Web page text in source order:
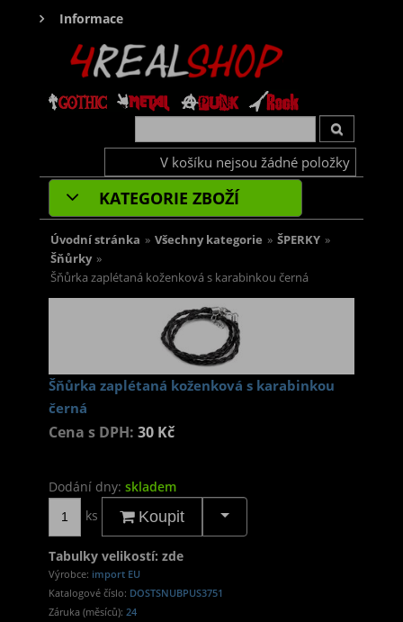
Informace
V košíku nejsou žádné položky
KATEGORIE ZBOŽÍ
Úvodní stránka » Všechny kategorie » ŠPERKY »
Šňůrky »
Šňůrka zaplétaná koženková s karabinkou černá
Šňůrka zaplétaná koženková s karabinkou
černá
Cena s DPH: 30 Kč
Dodání dny: skladem
ks
Koupit
Tabulky velikostí: zde
Výrobce: import EU
Katalogové číslo: DOSTSNUBPUS3751
Záruka (měsíců): 24